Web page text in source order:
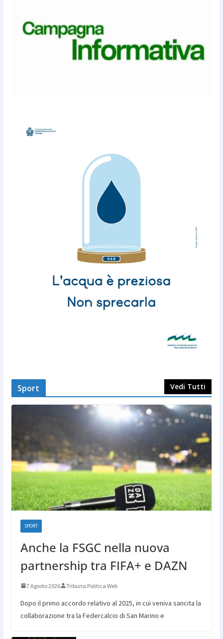
Sport Vedi Tutti
SPORT
Anche la FSGC nella nuova
partnership tra FIFA+ e DAZN
7 Agosto 2026 Tribuna Politica Web
Dopo il primo accordo relativo al 2025, in cui veniva sancita la
collaborazione tra la Federcalcio di San Marino e